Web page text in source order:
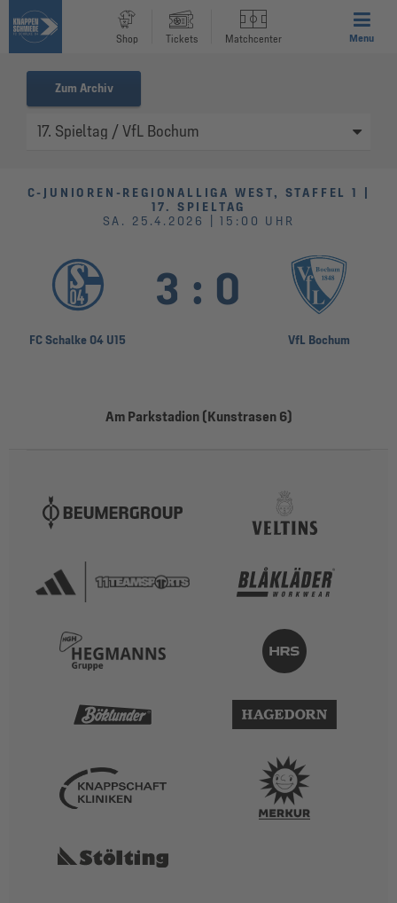
Shop Tickets Matchcenter Menu
Zum Archiv
C-JUNIOREN-REGIONALLIGA WEST, STAFFEL 1 |
17. SPIELTAG
SA. 25.4.2026 | 15:00 UHR
FC Schalke 04 U15
3 : 0
VfL Bochum
Am Parkstadion (Kunstrasen 6)